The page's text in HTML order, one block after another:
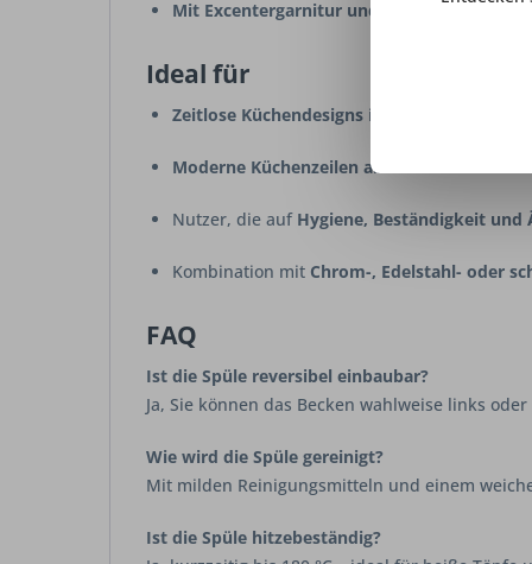
Mit Excentergarnitur und Siebkorbventil–
Ideal für
Zeitlose Küchendesigns in Grautönen oder
Moderne Küchenzeilen ab 45 cm
Nutzer, die auf Hygiene, Beständigkeit und
Kombination mit Chrom-, Edelstahl- oder
FAQ
Ist die Spüle reversibel einbaubar?
Ja, Sie können das Becken wahlweise links
Wie wird die Spüle gereinigt?
Mit milden Reinigungsmitteln und einem
Ist die Spüle hitzebeständig?